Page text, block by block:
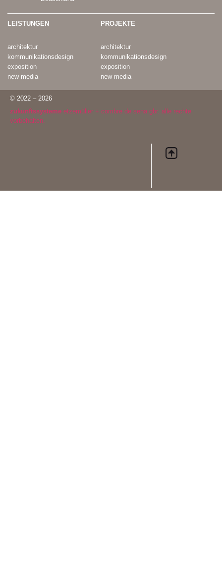
LEISTUNGEN
architektur
kommunikationsdesign
exposition
new media
PROJEKTE
architektur
kommunikationsdesign
exposition
new media
© 2022 – 2026
zukunftssysteme etzemüller + combre de sena gbr. alle rechte
vorbehalten.